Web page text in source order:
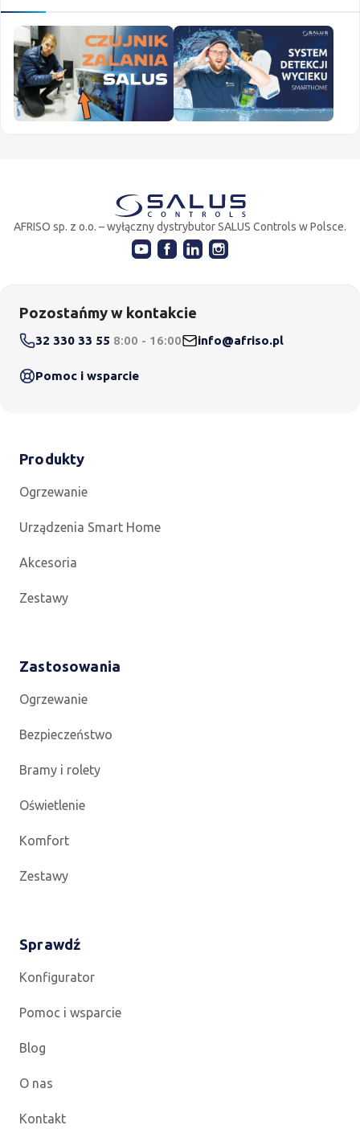
AFRISO sp. z o.o. – wyłączny dystrybutor SALUS Controls w Polsce.
Pozostańmy w kontakcie
32 330 33 55 8:00 - 16:00 info@afriso.pl
Pomoc i wsparcie
Produkty
Ogrzewanie
Urządzenia Smart Home
Akcesoria
Zestawy
Zastosowania
Ogrzewanie
Bezpieczeństwo
Bramy i rolety
Oświetlenie
Komfort
Zestawy
Sprawdź
Konfigurator
Pomoc i wsparcie
Blog
O nas
Kontakt